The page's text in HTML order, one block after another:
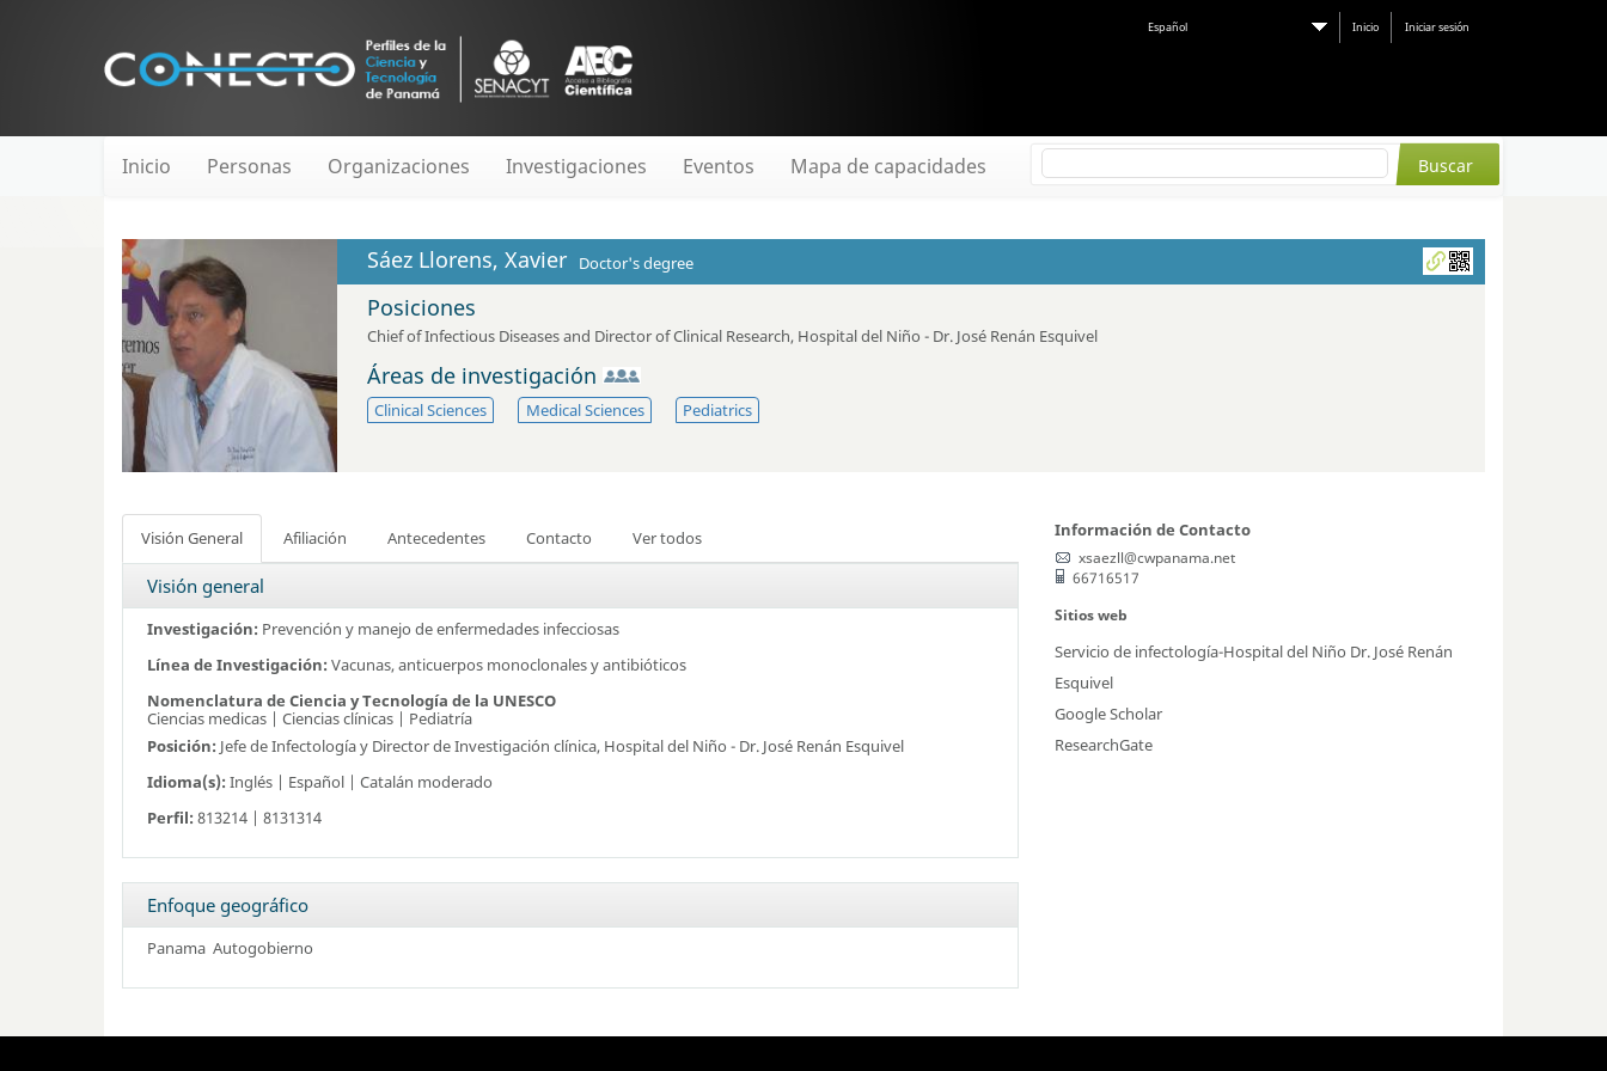
Español Inicio Iniciar sesión
Inicio Personas Organizaciones Investigaciones Eventos Mapa de capacidades
Sáez Llorens, Xavier Doctor's degree
Posiciones
Chief of Infectious Diseases and Director of Clinical Research, Hospital del Niño - Dr. José Renán Esquivel
Áreas de investigación
Clinical Sciences Medical Sciences Pediatrics
Visión General Afiliación Antecedentes Contacto Ver todos
Visión general
Investigación: Prevención y manejo de enfermedades infecciosas
Línea de Investigación: Vacunas, anticuerpos monoclonales y antibióticos
Nomenclatura de Ciencia y Tecnología de la UNESCO
Ciencias medicas | Ciencias clínicas | Pediatría
Posición: Jefe de Infectología y Director de Investigación clínica, Hospital del Niño - Dr. José Renán Esquivel
Idioma(s): Inglés | Español | Catalán moderado
Perfil: 813214 | 8131314
Enfoque geográfico
Panama Autogobierno
Información de Contacto
xsaezll@cwpanama.net
66716517
Sitios web
Servicio de infectología-Hospital del Niño Dr. José Renán
Esquivel
Google Scholar
ResearchGate